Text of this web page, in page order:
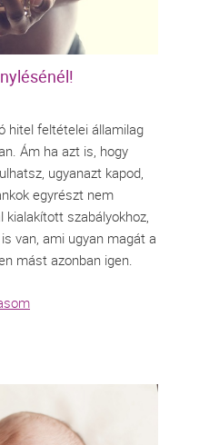
hitel feltételei államilag
Ám ha azt is, hogy
ugyanazt kapod,
egyrészt nem
szabályokhoz,
van, ami ugyan magát a
mást azonban igen.